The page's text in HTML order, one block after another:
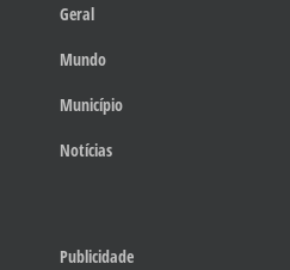
Geral
Mundo
Município
Notícias
Publicidade